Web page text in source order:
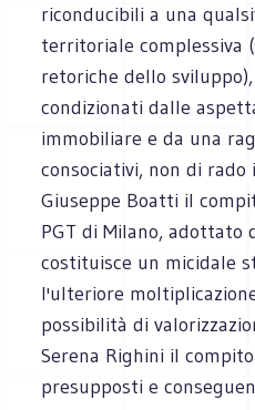
riconducibili a una
territoriale complessiva
retoriche dello
condizionati dalle
immobiliare e da una
consociativi, non di
Giuseppe Boatti il
PGT di Milano,
costituisce un micidale
l'ulteriore
possibilità di
Serena Righini il
presupposti e